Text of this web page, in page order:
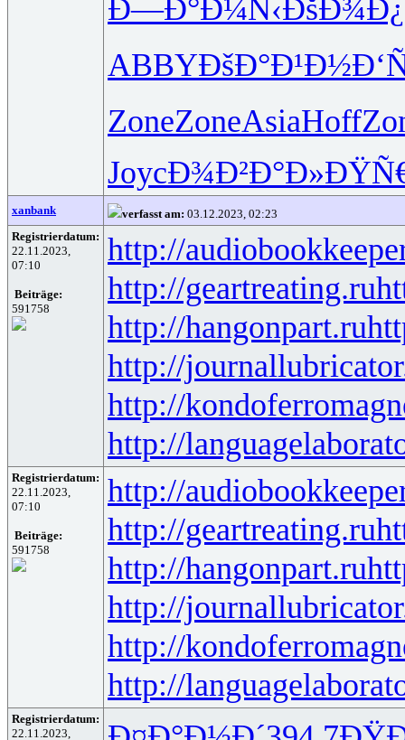
Ð—Ð°Ð¼Ñ‹
ABBYÐšÐ°Ð¹Ð½
ZoneZoneAsiaHoff
JoycÐ¾Ð²Ð°Ð»
xanbank verfasst am: 03.12.2023, 02:23
Registrierdatum:
22.11.2023,
07:10
Beiträge:
591758
http://
http://geartreating.ru
http://hangonpart.ru
http://
http://
http://
Registrierdatum:
22.11.2023,
07:10
Beiträge:
591758
http://
http://geartreating.ru
http://hangonpart.ru
http://
http://
http://
Registrierdatum:
22.11.2023,